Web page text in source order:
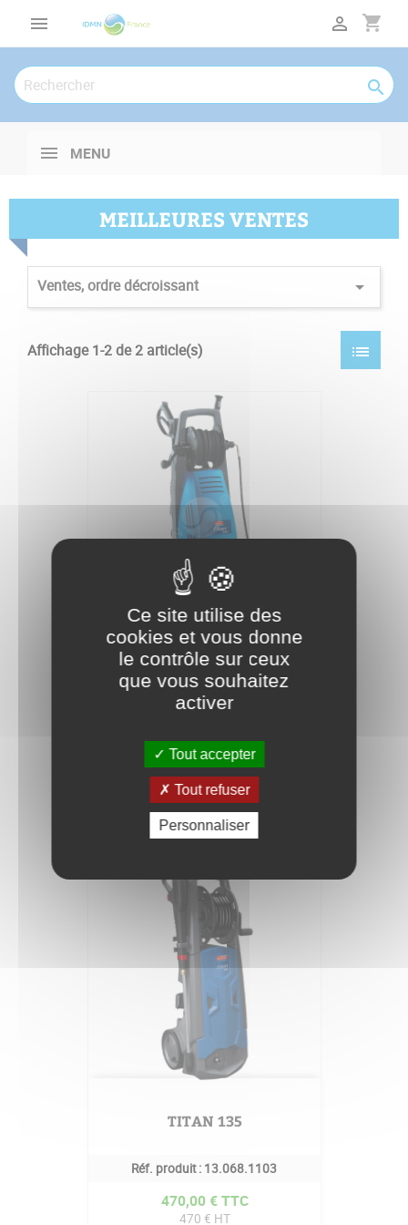
 shopping_cart


MENU
MEILLEURES VENTES
Ventes, ordre décroissant 
Affichage 1-2 de 2 article(s) list
TITAN 145
Réf. produit :13.041.1502
Prix
770,00 € TTC
770 € HT
AJOUTER AU PANIER
TITAN 135
Réf. produit : 13.068.1103
Prix
470,00 € TTC
470 € HT
Ce site utilise des
cookies et vous donne
le contrôle sur ceux
que vous souhaitez
activer
Tout accepter
Tout refuser
Personnaliser